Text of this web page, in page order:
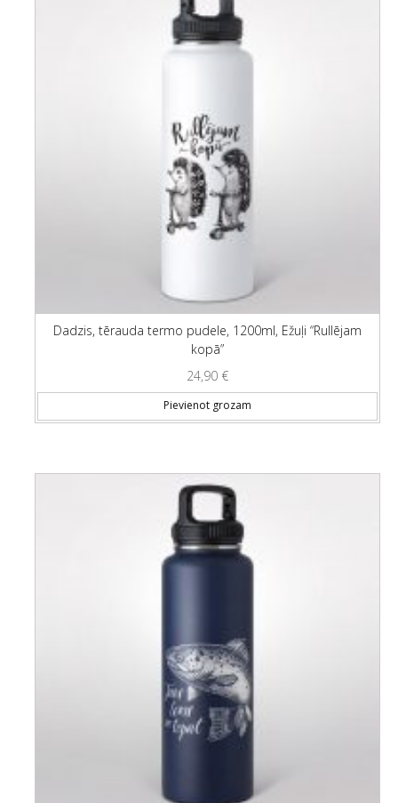
Dadzis, tērauda termo pudele, 1200ml, Ežuļi “Rullējam
kopā”
24,90 €
Pievienot grozam